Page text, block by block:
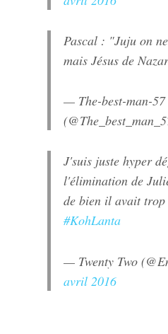
Pascal : "Juju on
mais Jésus de
— The-best-man-57
J'suis juste hyper
l'élimination de
de bien il avait
#KohLanta
— Twenty Two
avril 2016